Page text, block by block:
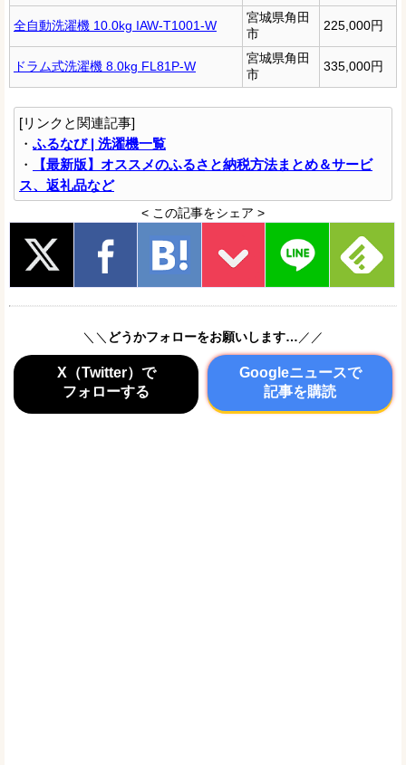
全自動洗濯機 10.0kg IAW-T1001-W
宮城県角田
市
225,000円
ドラム式洗濯機 8.0kg FL81P-W
宮城県角田
市
335,000円
[リンクと関連記事]
・ ふるなび | 洗濯機一覧
・
【最新版】オススメのふるさと納税方法まとめ＆サービ
ス、返礼品など
< この記事をシェア >
＼＼ どうかフォローをお願いします… ／／
X（Twitter）で
フォローする
Googleニュースで
記事を購読